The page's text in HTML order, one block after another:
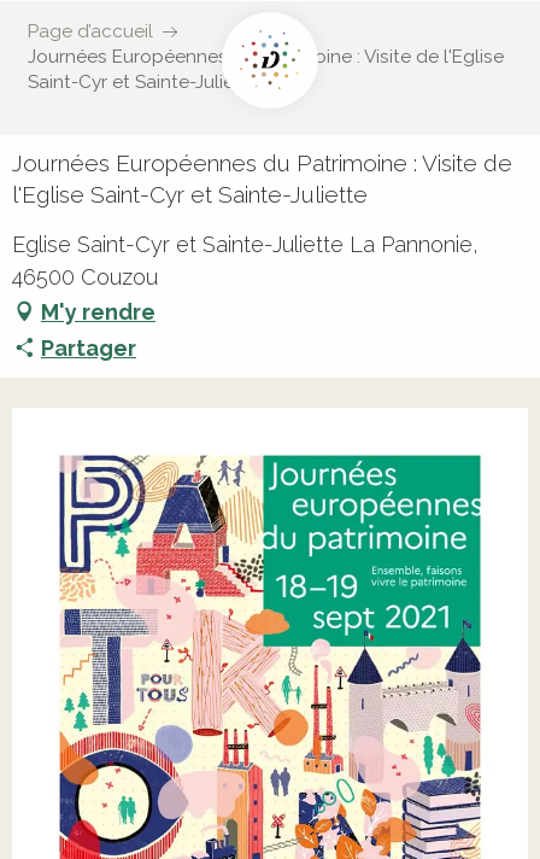
Page d’accueil
Journées Européennes du Patrimoine : Visite de l'Eglise
Saint-Cyr et Sainte-Juliette
Journées Européennes du Patrimoine : Visite de
l'Eglise Saint-Cyr et Sainte-Juliette
Eglise Saint-Cyr et Sainte-Juliette La Pannonie,
46500 Couzou
M'y rendre
Partager